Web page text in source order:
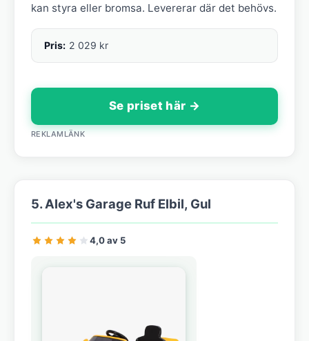
kan styra eller bromsa. Levererar där det behövs.
Pris: 2 029 kr
Se priset här →
REKLAMLÄNK
5. Alex's Garage Ruf Elbil, Gul
4,0 av 5